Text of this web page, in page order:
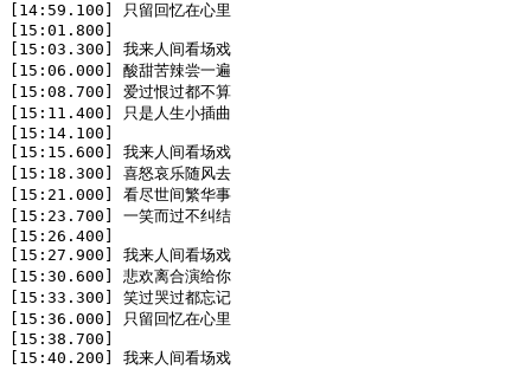
[14:59.100] 只留回忆在心里
[15:01.800]
[15:03.300] 我来人间看场戏
[15:06.000] 酸甜苦辣尝一遍
[15:08.700] 爱过恨过都不算
[15:11.400] 只是人生小插曲
[15:14.100]
[15:15.600] 我来人间看场戏
[15:18.300] 喜怒哀乐随风去
[15:21.000] 看尽世间繁华事
[15:23.700] 一笑而过不纠结
[15:26.400]
[15:27.900] 我来人间看场戏
[15:30.600] 悲欢离合演给你
[15:33.300] 笑过哭过都忘记
[15:36.000] 只留回忆在心里
[15:38.700]
[15:40.200] 我来人间看场戏